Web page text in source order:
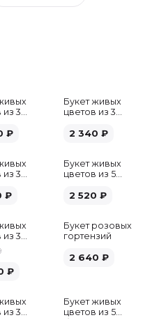
из 3
₽
Букет живых
цветов из 3
2 340 ₽
из 3
₽
Букет живых
цветов из 5
микс
2 520 ₽
из 3
пионов
₽
Букет розовых
гортензий
2 640 ₽
из 3
Хит
Букет живых
цветов из 5